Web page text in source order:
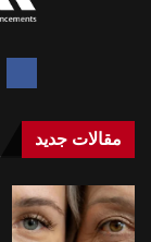
مقالات جدید